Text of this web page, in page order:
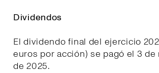
Dividendos
El dividendo final del ejercicio
euros por acción) se pagó el 3 de
de 2025.